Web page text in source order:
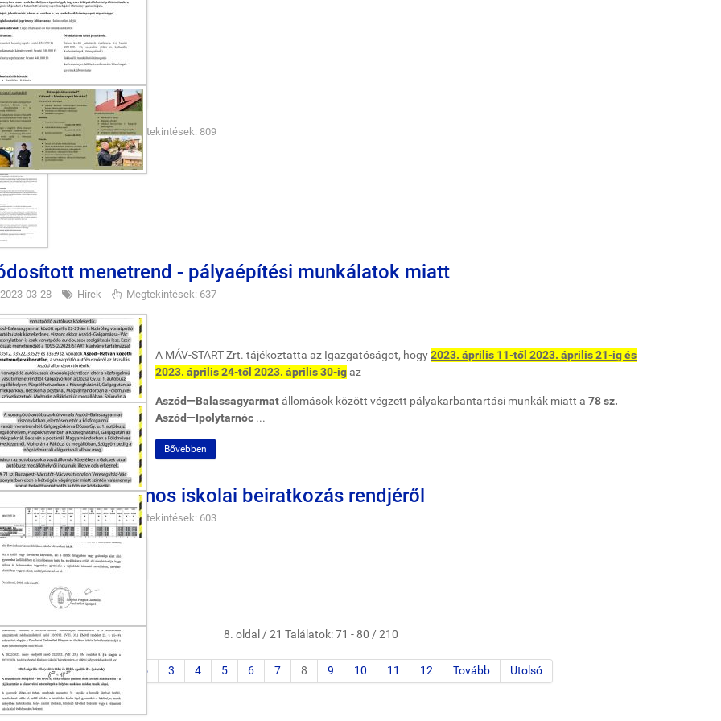
2023-04-14 Hírek Megtekintések: 809
menetrend - pályaépítési munkálatok miatt
2023-03-28 Hírek Megtekintések: 637
A MÁV-START Zrt. tájékoztatta az Igazgatóságot, hogy2023. április 11-től 2023. április 21-ig és
2023. április 24-től 2023. április 30-ig az
Aszód—Balassagyarmat állomások között végzett pályakarbantartási munkák miatt a 78 sz.
Aszód—Ipolytarnóc ...
Bővebben
- Általános iskolai beiratkozás rendjéről
2023-03-27 Hírek Megtekintések: 603
8. oldal / 21 Találatok: 71 - 80 / 210
Első Előző 3 4 5 6 7 8 9 10 11 12 Tovább Utolsó